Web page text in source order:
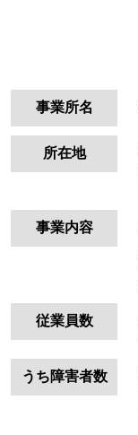
事業所名
所在地
事業内容
従業員数
うち障害者数